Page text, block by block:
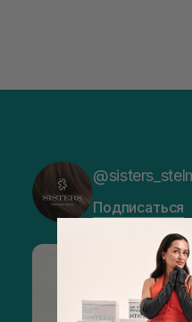
Подписаться